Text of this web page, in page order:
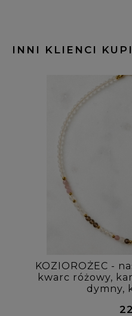
INNI KLIENCI
KOZIOROŻEC -
kwarc różowy,
dymny,